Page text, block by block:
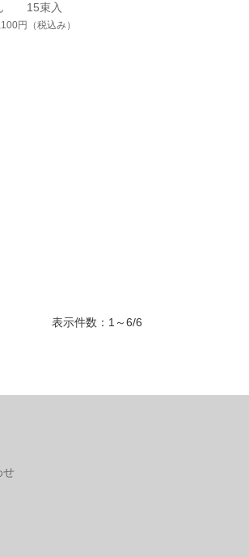
15束入
円 （税込み）
表示件数：1～6/6
せ